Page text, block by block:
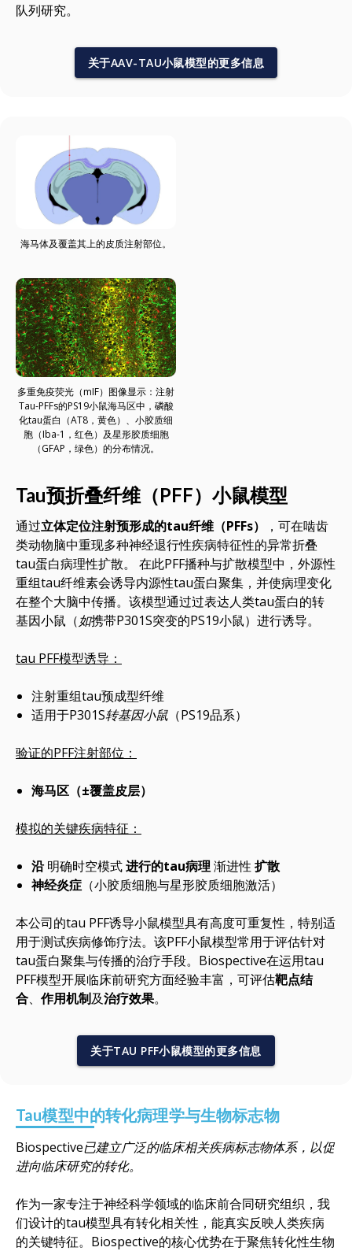
队列研究。
关于AAV-TAU小鼠模型的更多信息
海马体及覆盖其上的皮质注射部位。
多重免疫荧光（mIF）图像显示：注射
Tau-PFFs的PS19小鼠海马区中，磷酸
化tau蛋白（AT8，黄色）、小胶质细
胞（Iba-1，红色）及星形胶质细胞
（GFAP，绿色）的分布情况。
Tau预折叠纤维（PFF）小鼠模型
通过立体定位注射预形成的tau纤维（PFFs）
，可在啮齿
类动物脑中重现多种神经退行性疾病特征性的异常折叠
tau蛋白病理性扩散。 在此PFF播种与扩散模型中，外源性
重组tau纤维素会诱导内源性tau蛋白聚集，并使病理变化
在整个大脑中传播。该模型通过过表达人类tau蛋白的转
基因小鼠（如携带P301S突变的PS19小鼠）进行诱导。
tau PFF模型诱导：
注射重组tau预成型纤维
适用于P301S转基因小鼠 （PS19品系）
验证的PFF注射部位：
海马区（±覆盖皮层）
模拟的关键疾病特征：
沿明确时空模式进行的tau病理 渐进性 扩散
神经炎症 （小胶质细胞与星形胶质细胞激活）
本公司的tau PFF诱导小鼠模型具有高度可重复性，特别适
用于测试疾病修饰疗法。该PFF小鼠模型常用于评估针对
tau蛋白聚集与传播的治疗手段。Biospective在运用tau
PFF模型开展临床前研究方面经验丰富，可评估靶点结
合、 作用机制及治疗效果。
关于TAU PFF小鼠模型的更多信息
Tau模型中的转化病理学与生物标志物
Biospective已建立广泛的临床相关疾病标志物体系，以促
进向临床研究的转化。
作为一家专注于神经科学领域的临床前合同研究组织，我
们设计的tau模型具有转化相关性，能真实反映人类疾病
的关键特征。Biospective的核心优势在于聚焦转化性生物